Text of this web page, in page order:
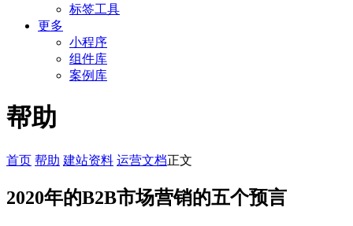
标签工具
更多
小程序
组件库
案例库
帮助
首页 帮助 建站资料 运营文档正文
2020年的B2B市场营销的五个预言